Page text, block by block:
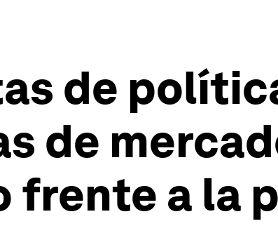
de
de
frente a la